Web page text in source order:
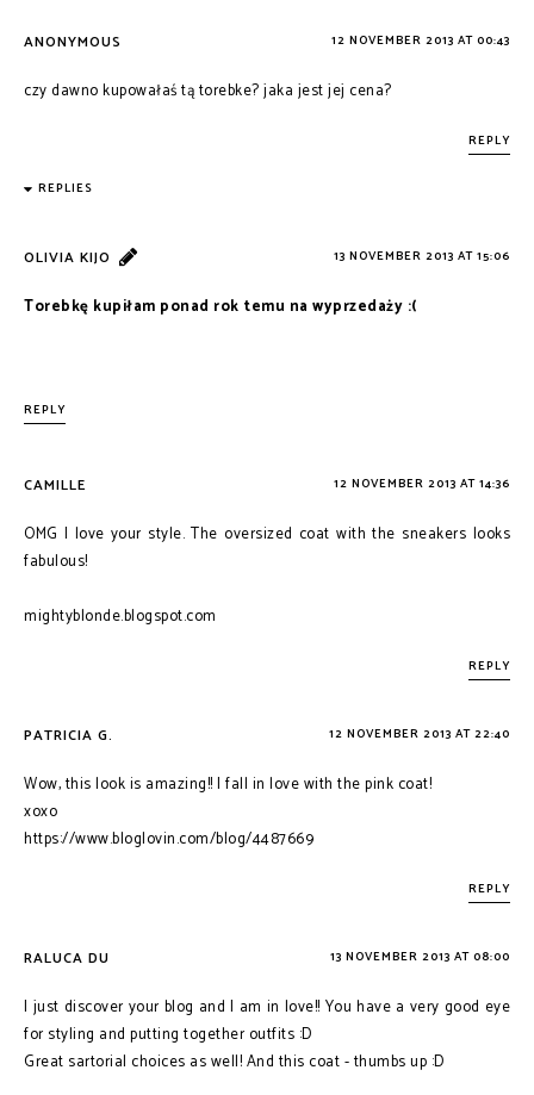
ANONYMOUS 12 NOVEMBER 2013 AT 00:43
czy dawno kupowałaś tą torebke? jaka jest jej cena?
REPLY
REPLIES
OLIVIA KIJO 13 NOVEMBER 2013 AT 15:06
Torebkę kupiłam ponad rok temu na wyprzedaży :(
REPLY
CAMILLE 12 NOVEMBER 2013 AT 14:36
OMG I love your style. The oversized coat with the sneakers looks
fabulous!
mightyblonde.blogspot.com
REPLY
PATRICIA G. 12 NOVEMBER 2013 AT 22:40
Wow, this look is amazing!! I fall in love with the pink coat!
xoxo
https://www.bloglovin.com/blog/4487669
REPLY
RALUCA DU 13 NOVEMBER 2013 AT 08:00
I just discover your blog and I am in love!! You have a very good eye
for styling and putting together outfits :D
Great sartorial choices as well! And this coat - thumbs up :D